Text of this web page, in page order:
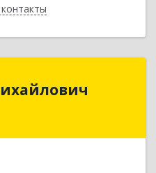
Михайлович